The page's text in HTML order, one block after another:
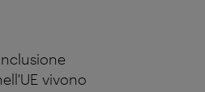
vivono